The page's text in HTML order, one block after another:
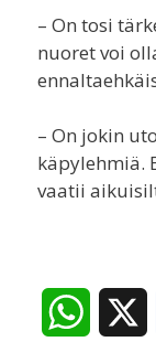
– On tosi
nuoret voi
– On jokin
käpylehmiä.
vaatii